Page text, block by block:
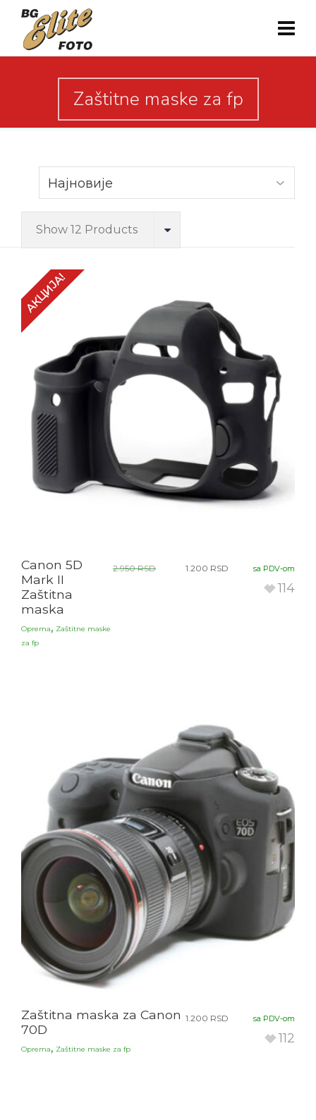
Zaštitne maske za fp
Show 12 Products
АКЦИЈА!
Canon 5D
Mark II
Zaštitna
maska
Oprema, Zaštitne maske
za fp
2.950RSD 1.200 RSD sa PDV-om
114
Zaštitna maska za Canon
70D
Oprema, Zaštitne maske za fp
1.200 RSD sa PDV-om
112